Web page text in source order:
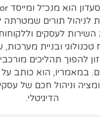
לניהול תורים
השירות לעסקים
טכנולוגי ובניית מערכות,
להפוך תהליכים
במאמריו, הוא כותב
וניהול חכם של
הדיגיטלי.